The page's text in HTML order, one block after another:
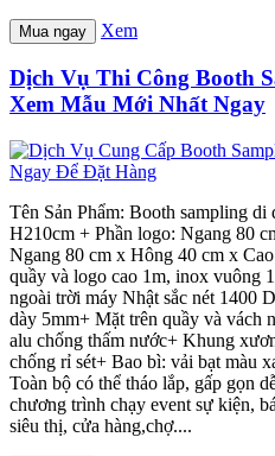
Mua ngay Xem
Dịch Vụ Thi Công Booth
Xem Mẫu Mới Nhất Ngay
Tên Sản Phẩm: Booth sampling
H210cm + Phần logo: Ngang 80
Ngang 80 cm x Hông 40 cm x
quầy và logo cao 1m, inox vuông
ngoài trời máy Nhật sắc nét 1400
dày 5mm+ Mặt trên quầy và vách
alu chống thấm nước+ Khung
chống rỉ sét+ Bao bì: vải bạt màu
Toàn bộ có thể tháo lắp, gấp gọn
chương trình chạy event sự kiện,
siêu thị, cửa hàng,chợ....